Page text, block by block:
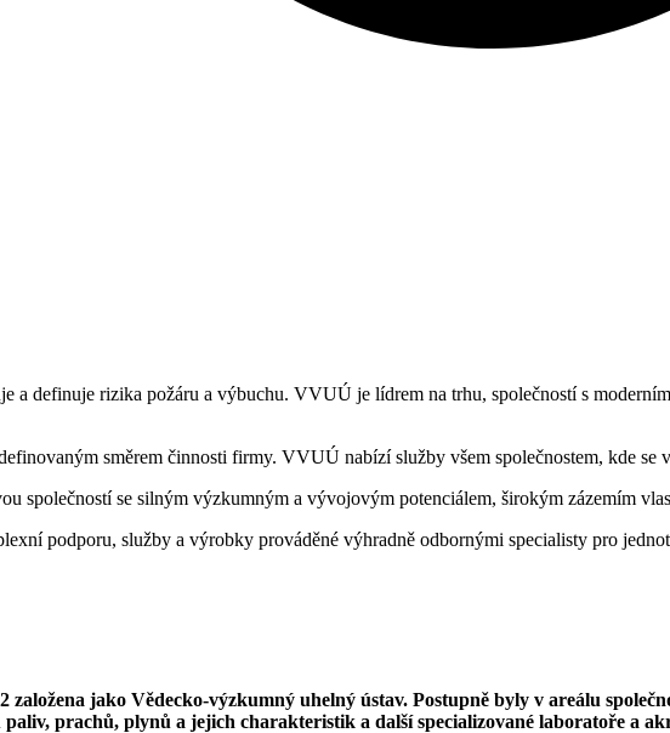
a definuje rizika požáru a výbuchu. VVUÚ je lídrem na trhu, společností s
směrem činnosti firmy. VVUÚ nabízí služby všem společnostem, kde
společností se silným výzkumným a vývojovým potenciálem, širokým zázemím
podporu, služby a výrobky prováděné výhradně odbornými specialisty pro
založena jako Vědecko-výzkumný uhelný ústav. Postupně byly v areálu
prachů, plynů a jejich charakteristik a další specializované laboratoře a